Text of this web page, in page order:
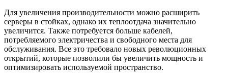
Для увеличения производительности можно расширить
серверы в стойках, однако их теплоотдача значительно
увеличится. Также потребуется больше кабелей,
потребляемого электричества и свободного места для
обслуживания. Все это требовало новых революционных
открытий, которые позволили бы увеличить мощность и
оптимизировать используемой пространство.